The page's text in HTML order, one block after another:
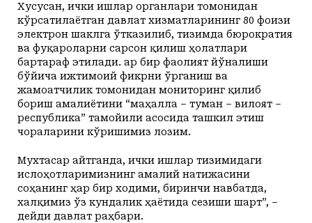
Хусусан, ички ишлар органлари томонидан
кўрсатилаётган давлат хизматларининг 80 фоизи
электрон шаклга ўтказилиб, тизимда бюрократия
ва фуқароларни сарсон қилиш ҳолатлари
бартараф этилади. Ҳар бир фаолият йўналиши
бўйича ижтимоий фикрни ўрганиш ва
жамоатчилик томонидан мониторинг қилиб
бориш амалиётини “маҳалла – туман – вилоят –
республика” тамойили асосида ташкил этиш
чораларини кўришимиз лозим.
Мухтасар айтганда, ички ишлар тизимидаги
ислоҳотларимизнинг амалий натижасини
соҳанинг ҳар бир ходими, биринчи навбатда,
халқимиз ўз кундалик ҳаётида сезиши шарт”, –
дейди давлат раҳбари.